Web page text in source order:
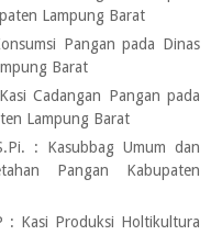
Lampung Barat
Pangan pada Dinas
Barat
Kasi Cadangan Pangan pada
Lampung Barat
:
Kasubbag Umum dan
Pangan Kabupaten
: Kasi Produksi Holtikultura